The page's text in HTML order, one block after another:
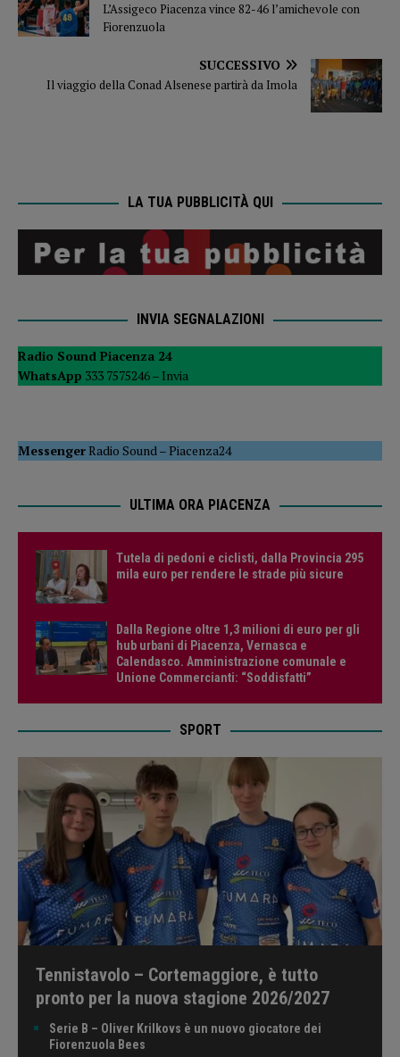
L’Assigeco Piacenza vince 82-46 l’amichevole con
Fiorenzuola
SUCCESSIVO
Il viaggio della Conad Alsenese partirà da Imola
LA TUA PUBBLICITÀ QUI
INVIA SEGNALAZIONI
Radio Sound Piacenza 24
WhatsApp 333 7575246 – Invia
MessengerRadio Sound –Piacenza24
ULTIMA ORA PIACENZA
Tutela di pedoni e ciclisti, dalla Provincia 295
mila euro per rendere le strade più sicure
Dalla Regione oltre 1,3 milioni di euro per gli
hub urbani di Piacenza, Vernasca e
Calendasco. Amministrazione comunale e
Unione Commercianti: “Soddisfatti”
SPORT
Tennistavolo – Cortemaggiore, è tutto
pronto per la nuova stagione 2026/2027
Serie B – Oliver Krilkovs è un nuovo giocatore dei
Fiorenzuola Bees